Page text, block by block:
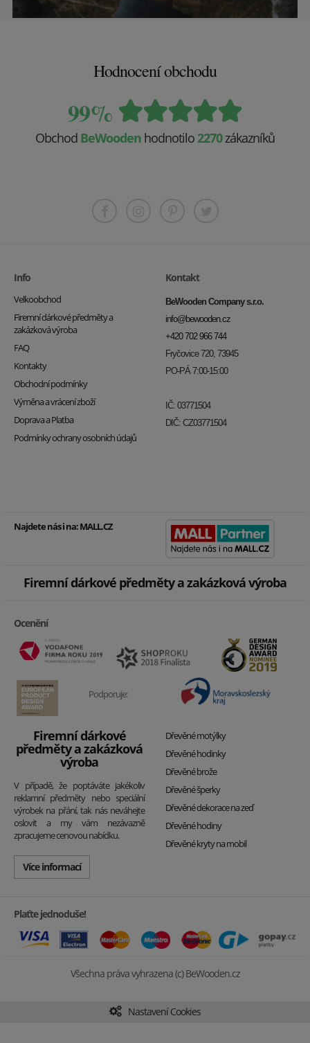
Hodnocení obchodu
99%
Obchod BeWooden hodnotilo 2270zákazníků
Info
Velkoobchod
Firemní dárkové předměty a
zakázková výroba
FAQ
Kontakty
Obchodní podmínky
Výměna a vrácení zboží
Doprava a Platba
Podmínky ochrany osobních údajů
Kontakt
BeWooden Company s.r.o.
info@bewooden.cz
+420 702 966 744
Fryčovice 720, 73945
PO-PÁ 7:00-15:00
IČ: 03771504
DIČ: CZ03771504
Najdete nás i na:MALL.CZ
Firemní dárkové předměty a zakázková výroba
Ocenění
Podporuje:
Firemní dárkové
předměty a zakázková
výroba
V případě, že poptáváte jakékoliv
reklamní předměty nebo speciální
výrobek na přání, tak nás neváhejte
oslovit a my vám nezávazně
zpracujeme cenovou nabídku.
Více informací
Dřevěné motýlky
Dřevěné hodinky
Dřevěné brože
Dřevěné šperky
Dřevěné dekorace na zeď
Dřevěné hodiny
Dřevěné kryty na mobil
Plaťte jednoduše!
Všechna práva vyhrazena (c) BeWooden.cz
Nastavení Cookies